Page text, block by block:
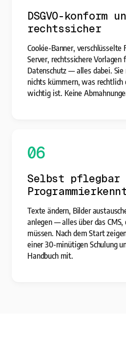
DSGVO-konform
rechtssicher
Cookie-Banner, verschlüsselte
Server, rechtssichere Vorlagen
Datenschutz — alles dabei. Sie
nichts kümmern, was rechtlich
wichtig ist. Keine
06
Selbst pflegbar
Texte ändern, Bilder
anlegen — alles über das CMS,
müssen. Nach dem Start
einer 30-minütigen Schulung
Handbuch mit.